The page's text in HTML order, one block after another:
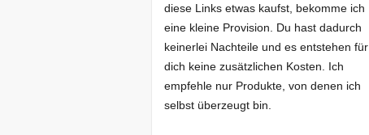
diese Links etwas kaufst, bekomme ich
eine kleine Provision. Du hast dadurch
keinerlei Nachteile und es entstehen für
dich keine zusätzlichen Kosten. Ich
empfehle nur Produkte, von denen ich
selbst überzeugt bin.